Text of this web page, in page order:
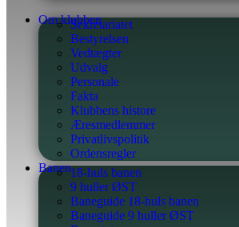
Om klubbenSekretariatet
Bestyrelsen
Vedtægter
Udvalg
Personale
Fakta
Klubbens histore
Æresmedlemmer
Privatlivspolitik
Ordensregler
Banen18-huls banen
9 huller ØST
Baneguide 18-huls banen
Baneguide 9 huller ØST